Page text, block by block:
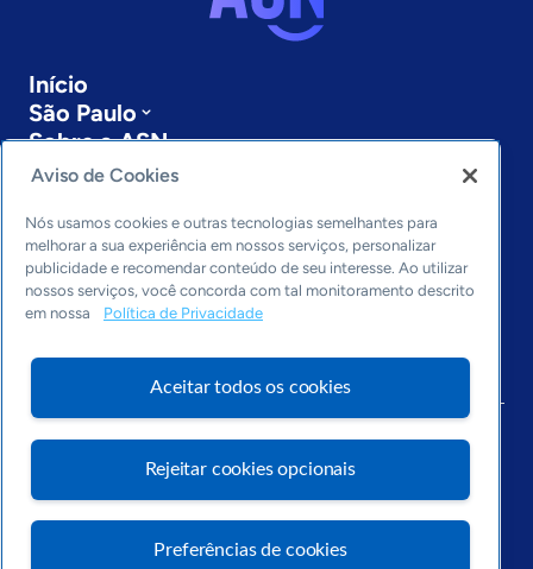
Início
São Paulo
Sobre a ASN
Últimas notícias
Editorias
Economia & Política
Inovação & Tecnologia
Dados
Visite o Portal Sebrae
Aviso de Cookies
Nós usamos cookies e outras tecnologias semelhantes para
melhorar a sua experiência em nossos serviços, personalizar
publicidade e recomendar conteúdo de seu interesse. Ao utilizar
nossos serviços, você concorda com tal monitoramento descrito
em nossa
Política de Privacidade
Aceitar todos os cookies
Rejeitar cookies opcionais
Preferências de cookies